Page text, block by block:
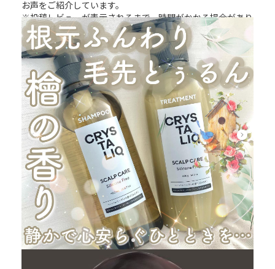
お声をご紹介しています。
※投稿レビューが表示されるまで、時間がかかる場合があり
ます。